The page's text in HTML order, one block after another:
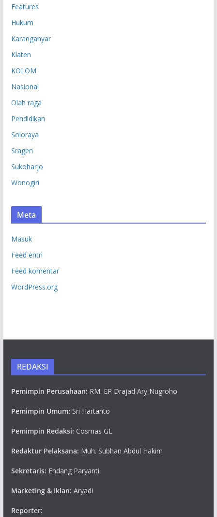
Features
Hukum
Karanganyar
Klaten
KOLOM
Nasional
Olah raga
Pendidikan
Soloraya
Sragen
Sukoharjo
Wonogiri
Meta
Masuk
Feed entri
Feed komentar
WordPress.org
REDAKSI
Pemimpin Perusahaan: RM. EP Drajad Ary Nugroho
Pemimpin Umum: Sri Hartanto
Pemimpin Redaksi: Cosmas GL
Redaktur Pelaksana: Muh. Subhan Abdul Hakim
Sekretaris: Endang Paryanti
Marketing & Iklan: Aryadi
Reporter: